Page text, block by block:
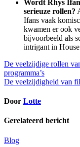
Wordt Rhys
serieuze rollen?
Ifans vaak
kwamen er ook
bijvoorbeeld als
intrigant in
Bericht
navigatie
De veelzijdige rollen
programma’s
De veelzijdigheid van
Door Lotte
Gerelateerd bericht
Blog